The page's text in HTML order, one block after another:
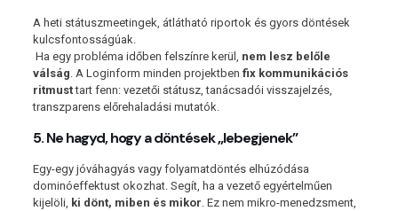
A heti státuszmeetingek, átlátható riportok és gyors döntések
kulcsfontosságúak.
Ha egy probléma időben felszínre kerül, nem lesz belőle
válság. A Loginform minden projektben fix kommunikációs
ritmusttart fenn: vezetői státusz, tanácsadói visszajelzés,
transzparens előrehaladási mutatók.
5. Ne hagyd, hogy a döntések „lebegjenek”
Egy-egy jóváhagyás vagy folyamatdöntés elhúzódása
dominóeffektust okozhat. Segít, ha a vezető egyértelműen
kijelöli, ki dönt, miben és mikor. Ez nem mikro-menedzsment,